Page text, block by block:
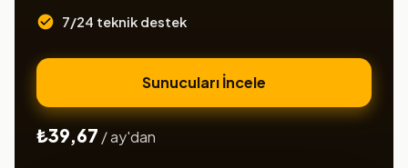
7/24 teknik destek
Sunucuları İncele
₺39,67 / ay'dan